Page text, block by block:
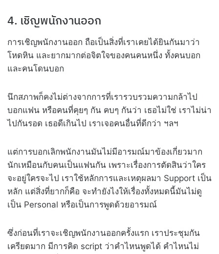
4. เชิญพนักงานออก
การเชิญพนักงานออก ถือเป็นสิ่งที่เราเคยได้ยินกันมาว่า
โหดหิน และยากมากต่อจิตใจของคนคนหนึ่ง ทั้งคนบอก
และคนโดนบอก
นึกสภาพก็คงไม่ต่างจากการที่เรารวบรวมความกล้าไป
บอกแฟน หรือคนที่คุยๆ กัน คบๆ กันว่า เธอไม่ใช่ เราไม่น่า
ไปกันรอด เธอดีเกินไป เราเจอคนอื่นที่ดีกว่า ฯลฯ
แต่การบอกเลิกพนักงานมันไม่มีอารมณ์มาข้องเกี่ยวมาก
นักเหมือนกับคนเป็นแฟนกัน เพราะเรื่องการตัดสินว่าใคร
จะอยู่ใครจะไป เราใช้หลักการและเหตุผลมา Support เป็น
หลัก แต่สิ่งที่ยากก็คือ จะทำยังไงให้เรื่องทั้งหมดนี้มันไม่ดู
เป็น Personal หรือเป็นการพูดด้วยอารมณ์
ซึ่งก่อนที่เราจะเชิญพนักงานออกครั้งแรก เราประชุมกัน
เครียดมาก มีการคิด script ว่าคำไหนพูดได้ คำไหนไม่